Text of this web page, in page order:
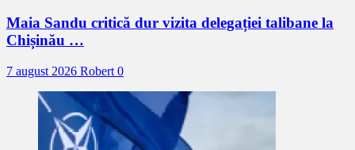
Maia Sandu critică dur vizita delegației talibane la
Chișinău …
7 august 2026 Robert 0